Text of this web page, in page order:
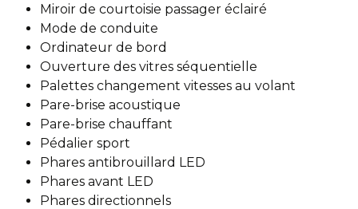
Miroir de courtoisie passager éclairé
Mode de conduite
Ordinateur de bord
Ouverture des vitres séquentielle
Palettes changement vitesses au volant
Pare-brise acoustique
Pare-brise chauffant
Pédalier sport
Phares antibrouillard LED
Phares avant LED
Phares directionnels